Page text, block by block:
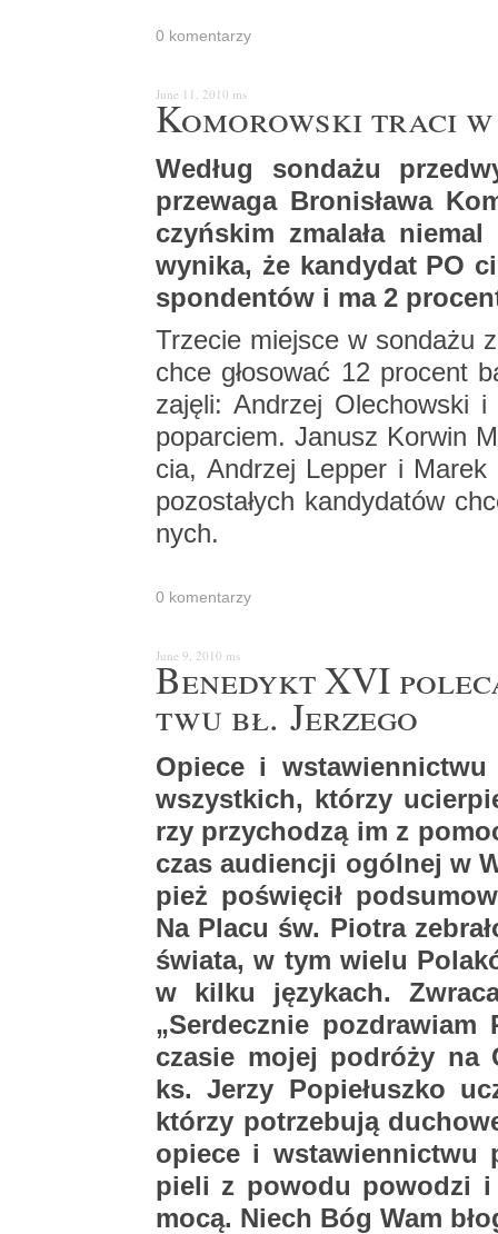
0 ko­men­ta­rzy
June 11, 2010 ms
Ko­mo­row­ski traci
We­dług son­da­żu
prze­wa­ga Bro­ni­sła­wa
czyń­skim zma­la­ła
wy­ni­ka, że kan­dy­dat PO
spon­den­tów i ma 2
Trze­cie miej­sce w son­da­żu
chce gło­so­wać 12 pro­cent
za­ję­li: An­drzej Ole­chow­ski
po­par­ciem. Ja­nusz Kor­win
cia, An­drzej Lep­per i
po­zo­sta­łych kan­dy­da­tów
nych.
0 ko­men­ta­rzy
June 9, 2010 ms
Be­ne­dykt XVI
twu bł. Je­rze­go
Opie­ce i wsta­wien­nic­twu
wszyst­kich, któ­rzy
rzy przy­cho­dzą im z
czas au­dien­cji ogól­nej w
pież po­świę­cił
Na Placu św. Pio­tra
świa­ta, w tym wielu
w kilku ję­zy­kach.
„Ser­decz­nie
cza­sie mojej po­dró­ży na
ks. Jerzy Po­pie­łusz­ko
któ­rzy po­trze­bu­ją
opie­ce i wsta­wien­nic­twu
pie­li z po­wo­du po­wo­dzi
mo­cą. Niech Bóg Wam